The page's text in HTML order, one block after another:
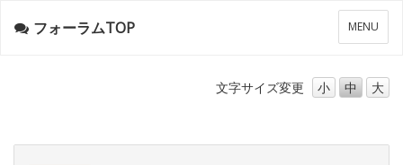
メ
ニ
ー
MENU
フォーラムTOP
文字サイズ変更 小 中 大